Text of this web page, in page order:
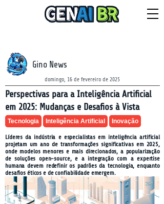
Gino News
domingo, 16 de fevereiro de 2025
Perspectivas para a Inteligência Artificial
em 2025: Mudanças e Desafios à Vista
Tecnologia Inteligência Artificial Inovação
Líderes da indústria e especialistas em inteligência artificial
projetam um ano de transformações significativas em 2025,
onde modelos menores e mais direcionados, a popularização
de soluções open-source, e a integração com a expertise
humana devem redefinir os padrões da tecnologia, enquanto
desafios éticos e de confiabilidade emergem.